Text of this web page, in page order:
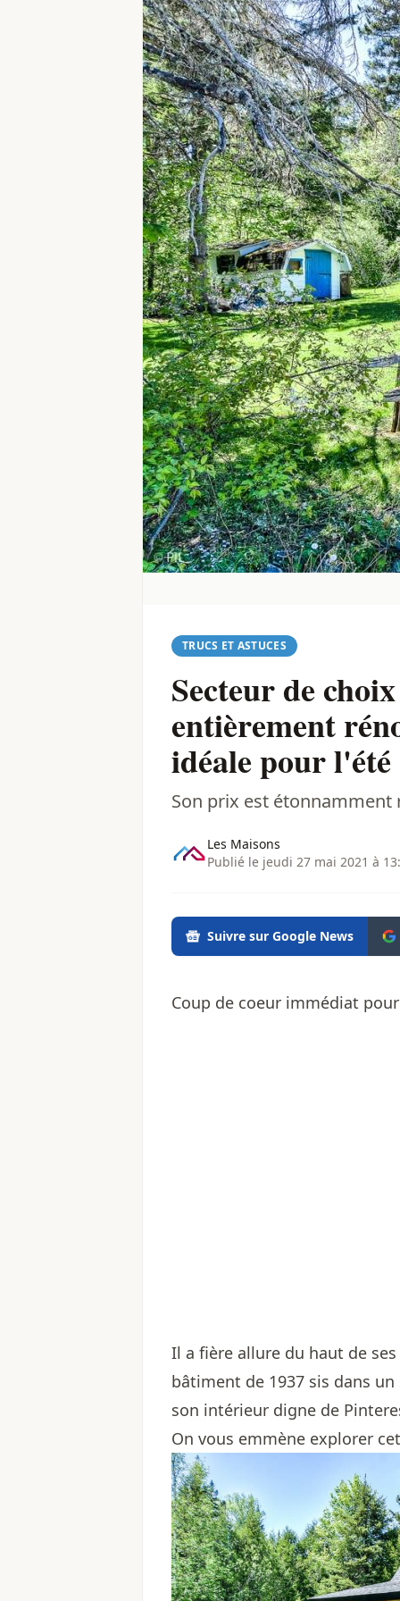
TRUCS ET ASTUCES
Secteur de
entièrement
idéale pour l'été
Son prix est
Les Maisons
Publié le jeudi 27 mai 2021 à
Suivre sur Google News
Coup de coeur immédiat
Il a fière allure du haut de
bâtiment de 1937 sis dans
son intérieur digne de
On vous emmène explorer